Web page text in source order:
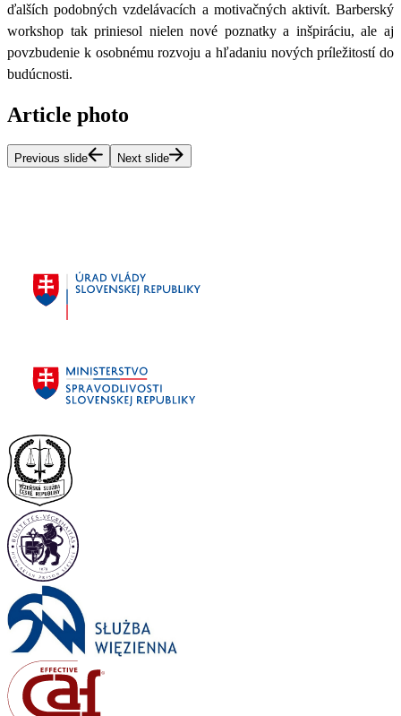
ďalších podobných vzdelávacích a motivačných aktivít. Barberský
workshop tak priniesol nielen nové poznatky a inšpiráciu, ale aj
povzbudenie k osobnému rozvoju a hľadaniu nových príležitostí do
budúcnosti.
Article photo
Previous slide Next slide